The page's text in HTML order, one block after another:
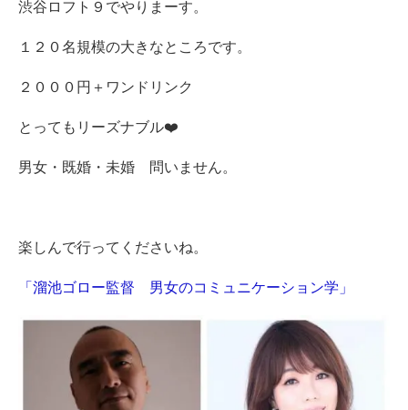
渋谷ロフト９でやりまーす。
１２０名規模の大きなところです。
２０００円＋ワンドリンク
とってもリーズナブル❤️
男女・既婚・未婚 問いません。
楽しんで行ってくださいね。
「溜池ゴロー監督 男女のコミュニケーション学」